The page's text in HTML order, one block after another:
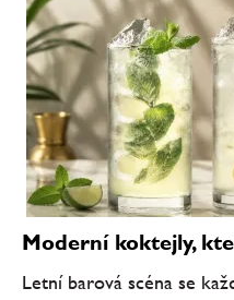
Moderní koktejly,
Letní barová scéna se